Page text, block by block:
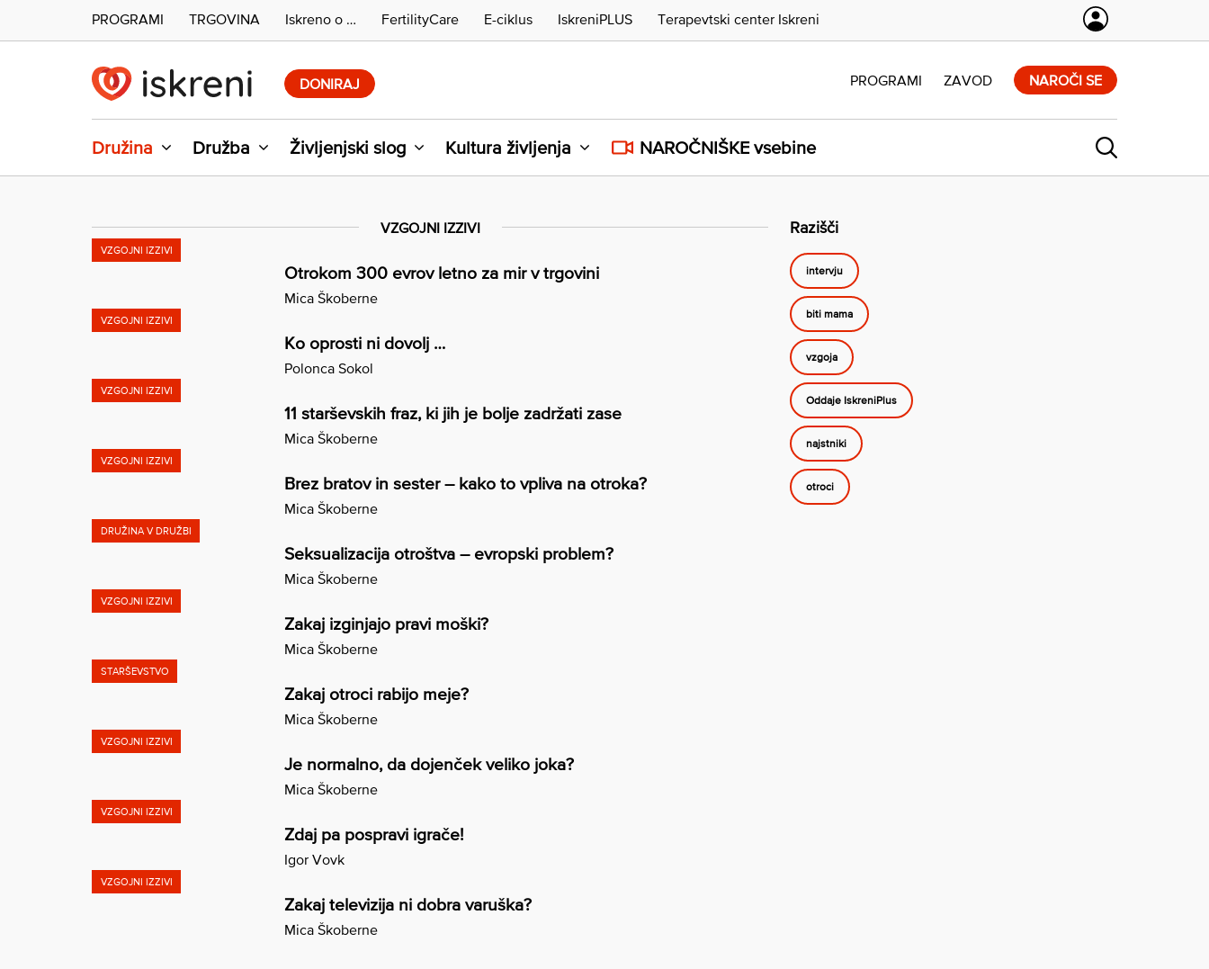
DONIRAJ
Družina Družba Življenjski slog Kultura življenja NAROČNIŠKE vsebine
PROGRAMI ZAVOD NAROČI SE
PROGRAMI TRGOVINA Iskreno o … FertilityCare E-ciklus IskreniPLUS Terapevtski center Iskreni
VZGOJNI IZZIVI
VZGOJNI IZZIVI
Otrokom 300 evrov letno za mir v trgovini
Mica Škoberne
VZGOJNI IZZIVI
Ko oprosti ni dovolj …
Polonca Sokol
VZGOJNI IZZIVI
11 starševskih fraz, ki jih je bolje zadržati zase
Mica Škoberne
VZGOJNI IZZIVI
Brez bratov in sester – kako to vpliva na otroka?
Mica Škoberne
DRUŽINA V DRUŽBI
Seksualizacija otroštva – evropski problem?
Mica Škoberne
VZGOJNI IZZIVI
Zakaj izginjajo pravi moški?
Mica Škoberne
STARŠEVSTVO
Zakaj otroci rabijo meje?
Mica Škoberne
VZGOJNI IZZIVI
Je normalno, da dojenček veliko joka?
Mica Škoberne
VZGOJNI IZZIVI
Zdaj pa pospravi igrače!
Igor Vovk
VZGOJNI IZZIVI
Zakaj televizija ni dobra varuška?
Mica Škoberne
Razišči
intervju
biti mama
vzgoja
Oddaje IskreniPlus
najstniki
otroci